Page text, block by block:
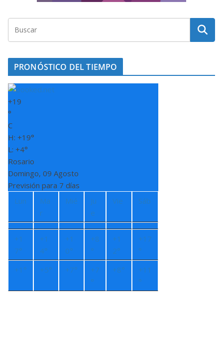
PRONÓSTICO DEL TIEMPO
+19
°
C
H: +19°
L: +4°
Rosario
Domingo, 09 Agosto
Previsión para 7 días
Lun
Ma
r
Mié
Ju
e
Vie Sáb
+1
7°
+1
4°
+1
0°
+8
°
+1
2°
+17
°
+1° +5° +7° +7
°
+8° +11
°